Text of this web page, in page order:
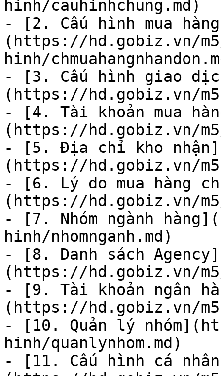
hinh/cauhinhchung.md)
- [2. Cấu hình mua
(https://hd.gobiz.vn/
hinh/
- [3. Cấu hình giao
(https://hd.gobiz.vn/
- [4. Tài khoản mua
(https://hd.gobiz.vn/
- [5. Địa chỉ kho nhận]
(https://hd.gobiz.vn/
- [6. Lý do mua hàng
(https://hd.gobiz.vn/m5/
- [7. Nhóm ngành
hinh/nhomnganh.md)
- [8. Danh sách Agency]
(https://hd.gobiz.vn/
- [9. Tài khoản ngân
(https://hd.gobiz.vn/
- [10. Quản lý
hinh/quanlynhom.md)
- [11. Cấu hình cá